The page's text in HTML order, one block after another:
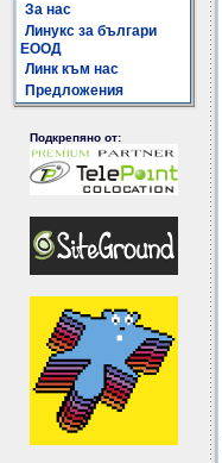
За нас
Линукс за българи
ЕООД
Линк към нас
Предложения
Подкрепяно от: